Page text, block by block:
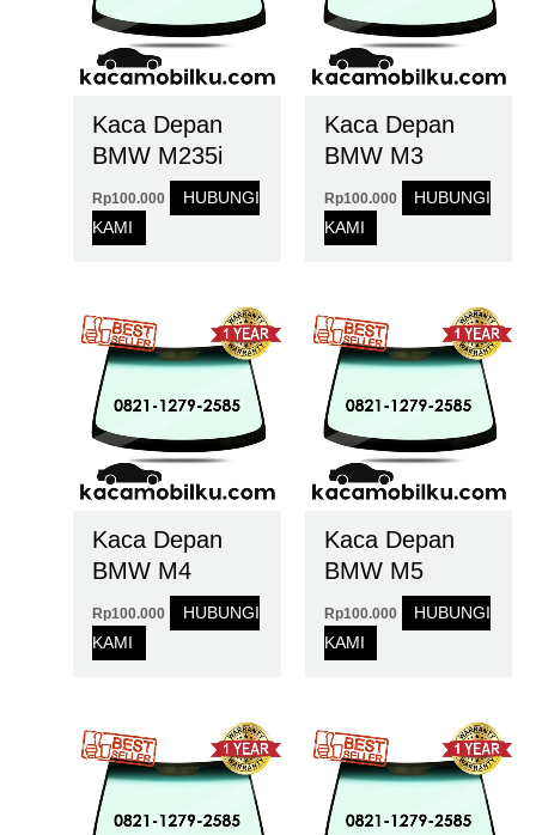
Kaca Depan
BMW M235i
Rp100.000
HUBUNGI
KAMI
Kaca Depan
BMW M3
Rp100.000
HUBUNGI
KAMI
Kaca Depan
BMW M4
Rp100.000
HUBUNGI
KAMI
Kaca Depan
BMW M5
Rp100.000
HUBUNGI
KAMI